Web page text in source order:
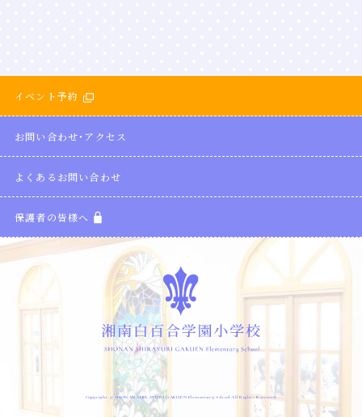
イベント予約
お問い合わせ・アクセス
よくあるお問い合わせ
保護者の皆様へ
Copyright © SHONAN SHIRAYURI GAKUEN Elementary School All Rights Reserved.